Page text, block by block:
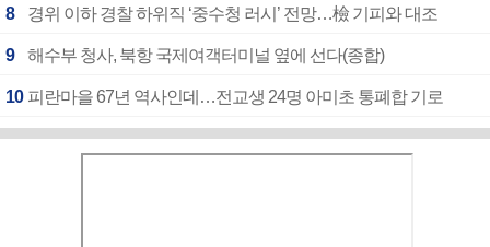
8 경위 이하 경찰 하위직 ‘중수청 러시’ 전망…檢 기피와 대조
9 해수부 청사, 북항 국제여객터미널 옆에 선다(종합)
10 피란마을 67년 역사인데…전교생 24명 아미초 통폐합 기로